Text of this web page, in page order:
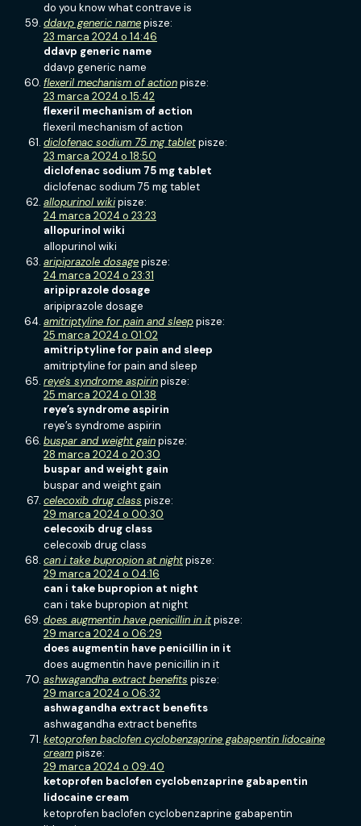
do you know what contrave is
ddavp generic namepisze:
23 marca 2024 o 14:46
ddavp generic name
ddavp generic name
flexeril mechanism of actionpisze:
23 marca 2024 o 15:42
flexeril mechanism of action
flexeril mechanism of action
diclofenac sodium 75 mg tabletpisze:
23 marca 2024 o 18:50
diclofenac sodium 75 mg tablet
diclofenac sodium 75 mg tablet
allopurinol wikipisze:
24 marca 2024 o 23:23
allopurinol wiki
allopurinol wiki
aripiprazole dosagepisze:
24 marca 2024 o 23:31
aripiprazole dosage
aripiprazole dosage
amitriptyline for pain and sleeppisze:
25 marca 2024 o 01:02
amitriptyline for pain and sleep
amitriptyline for pain and sleep
reye's syndrome aspirinpisze:
25 marca 2024 o 01:38
reye’s syndrome aspirin
reye’s syndrome aspirin
buspar and weight gainpisze:
28 marca 2024 o 20:30
buspar and weight gain
buspar and weight gain
celecoxib drug class pisze:
29 marca 2024 o 00:30
celecoxib drug class
celecoxib drug class
can i take bupropion at nightpisze:
29 marca 2024 o 04:16
can i take bupropion at night
can i take bupropion at night
does augmentin have penicillin in itpisze:
29 marca 2024 o 06:29
does augmentin have penicillin in it
does augmentin have penicillin in it
ashwagandha extract benefits pisze:
29 marca 2024 o 06:32
ashwagandha extract benefits
ashwagandha extract benefits
ketoprofen baclofen cyclobenzaprine gabapentin lidocaine
creampisze:
29 marca 2024 o 09:40
ketoprofen baclofen cyclobenzaprine gabapentin
lidocaine cream
ketoprofen baclofen cyclobenzaprine gabapentin